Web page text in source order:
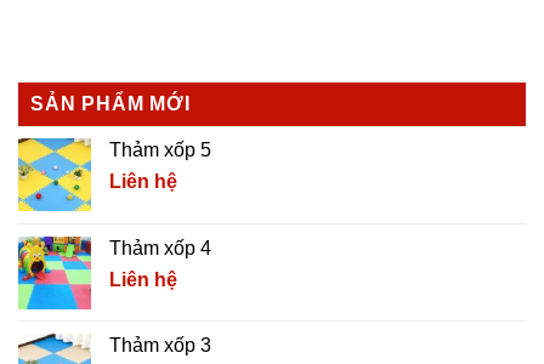
SẢN PHẨM MỚI
Thảm xốp 5
Liên hệ
Thảm xốp 4
Liên hệ
Thảm xốp 3